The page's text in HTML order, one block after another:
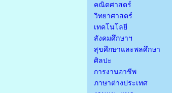
คณิตศาสตร์
วิทยาศาสตร์
เทคโนโลยี
สังคมศึกษาฯ
สุขศึกษาและพลศึกษา
ศิลปะ
การงานอาชีพ
ภาษาต่างประเทศ